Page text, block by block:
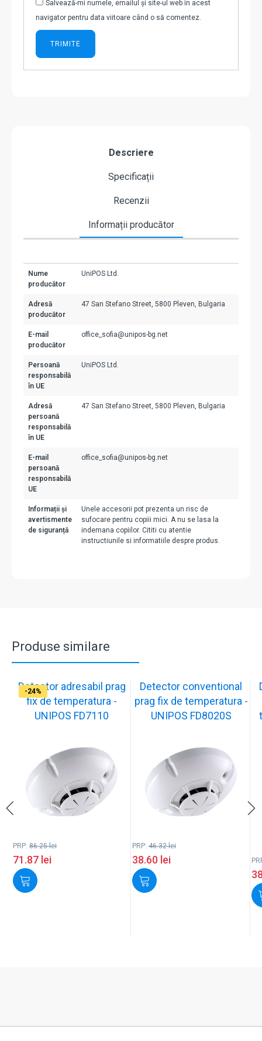
Salvează-mi numele, emailul și site-ul web în acest
navigator pentru data viitoare când o să comentez.
Descriere
Specificații
Recenzii
Informații producător
Nume
producător
UniPOS Ltd.
Adresă
producător
47 San Stefano Street, 5800 Pleven, Bulgaria
E-mail
producător
office_sofia@unipos-bg.net
Persoană
responsabilă
în UE
UniPOS Ltd.
Adresă
persoană
responsabilă
în UE
47 San Stefano Street, 5800 Pleven, Bulgaria
E-mail
persoană
responsabilă
UE
office_sofia@unipos-bg.net
Informații și
avertismente
de siguranță
Unele accesorii pot prezenta un risc de
sufocare pentru copiii mici. A nu se lasa la
indemana copiilor. Cititi cu atentie
instructiunile si informatiile despre produs.
Produse similare
-17%
Detector adresabil prag
fix de temperatura -
UNIPOS FD7110
PRP: 86.25lei
71.87 lei
-17%
Detector conventional
prag fix de temperatura -
UNIPOS FD8020S
PRP: 46.32lei
38.60 lei
-17%
-17%
-29%
-23%
-23%
-23%
-24%